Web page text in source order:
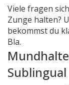
Viele fragen
Zunge halten?
bekommst du
Bla.
Sublingual